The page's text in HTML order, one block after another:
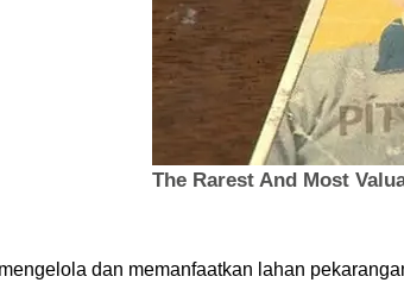
dan memanfaatkan lahan